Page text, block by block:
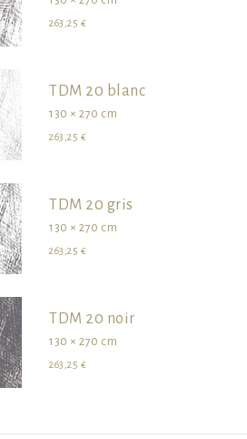
263,25 €
TDM 20 blanc
130 × 270 cm
263,25 €
TDM 20 gris
130 × 270 cm
263,25 €
TDM 20 noir
130 × 270 cm
263,25 €